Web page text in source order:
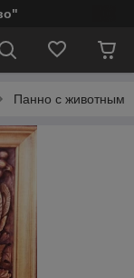
Панно с животным